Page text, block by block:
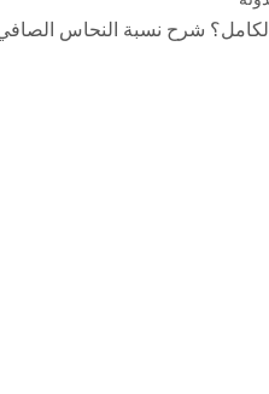
شرح نسبة النحاس